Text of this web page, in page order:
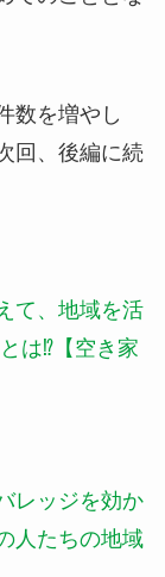
数を増やし
回、後編に続
て、地域を活
は⁉【空き家
レッジを効か
人たちの地域